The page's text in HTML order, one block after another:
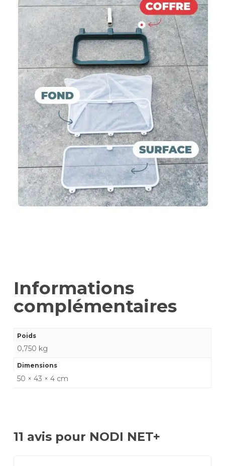
Informations
complémentaires
Poids
0,750 kg
Dimensions
50 × 43 × 4 cm
11 avis pour NODI NET+